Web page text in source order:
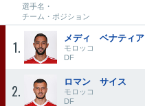
選手名・
チーム・ポジション
1
メディ ベナティア
モロッコ
DF
2
ロマン サイス
モロッコ
DF